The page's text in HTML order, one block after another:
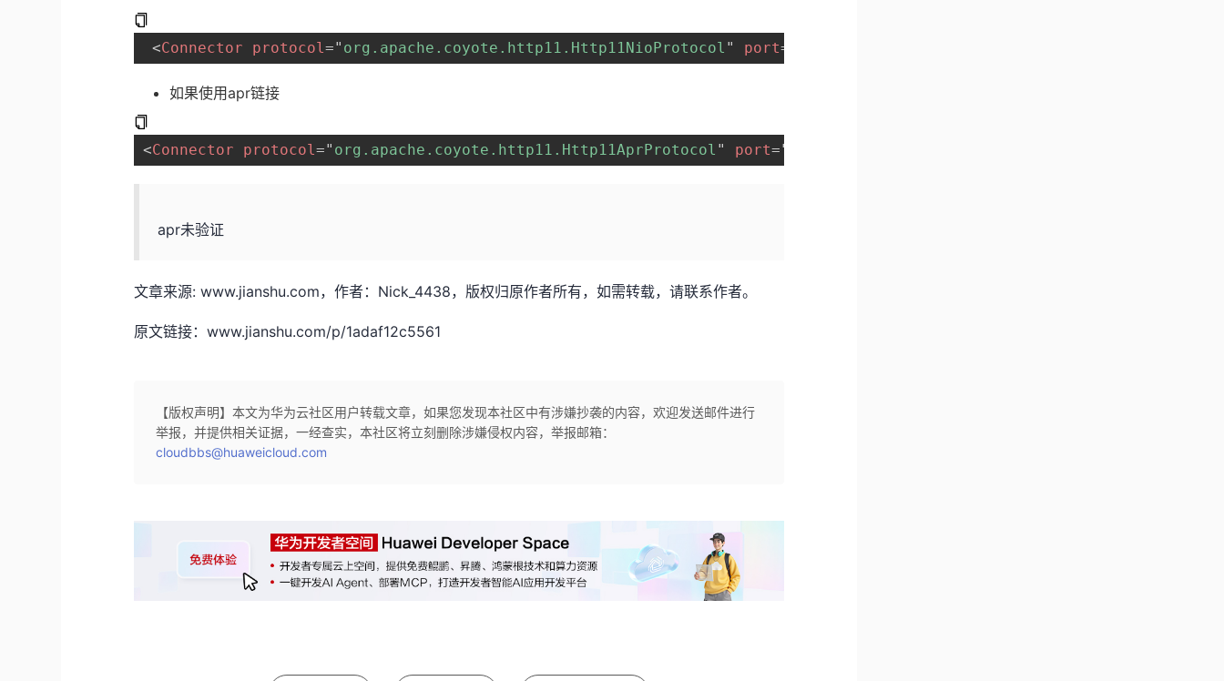
<Connector protocol=" org.apache.coyote.http11.Http11NioProtocol " port=
如果使用apr链接
<Connector protocol=" org.apache.coyote.http11.Http11AprProtocol " port="
apr未验证
文章来源: www.jianshu.com，作者：Nick_4438，版权归原作者所有，如需转载，请联系作者。
原文链接：www.jianshu.com/p/1adaf12c5561
【版权声明】本文为华为云社区用户转载文章，如果您发现本社区中有涉嫌抄袭的内容，欢迎发送邮件进行
举报，并提供相关证据，一经查实，本社区将立刻删除涉嫌侵权内容，举报邮箱：
cloudbbs@huaweicloud.com